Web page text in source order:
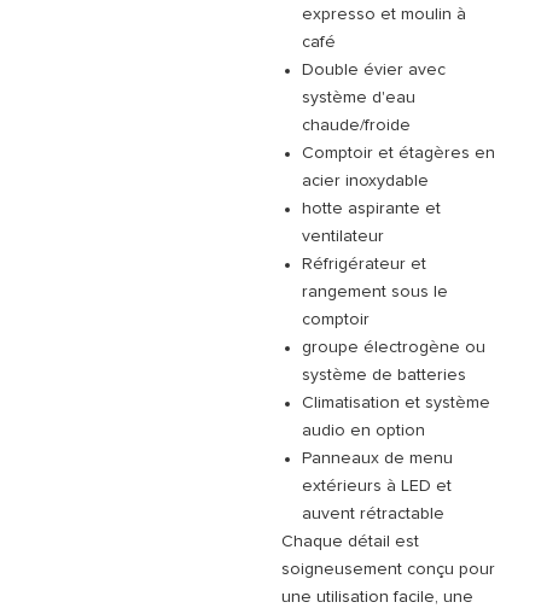
expresso et moulin à
café
Double évier avec
système d'eau
chaude/froide
Comptoir et étagères en
acier inoxydable
hotte aspirante et
ventilateur
Réfrigérateur et
rangement sous le
comptoir
groupe électrogène ou
système de batteries
Climatisation et système
audio en option
Panneaux de menu
extérieurs à LED et
auvent rétractable
Chaque détail est
soigneusement conçu pour
une utilisation facile, une